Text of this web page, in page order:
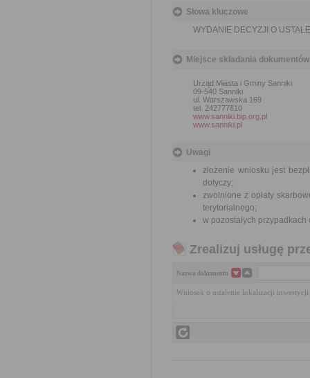
Słowa kluczowe
WYDANIE DECYZJI O
Miejsce składania dokumentów
Urząd Miasta i Gminy Sanniki
09-540 Sanniki
ul. Warszawska 169
tel. 242777810
www.sanniki.bip.org.pl
www.sanniki.pl
Uwagi
złożenie wniosku jest
dotyczy;
zwolnione z opłaty
terytorialnego;
w pozostałych
Zrealizuj usługę
Nazwa dokumentu
Wniosek o ustalenie lokalizacji